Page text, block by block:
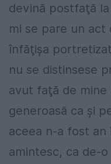
devină postfaţă la
mi se pare un act
înfăţişa
nu se distinsese
avut faţă de mine
generoasă ca şi
aceea n-a fost an
amintesc, ca de-o